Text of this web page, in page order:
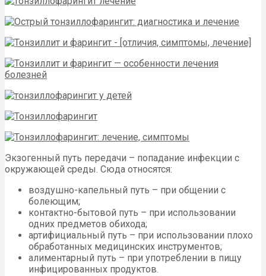
Экзогенный путь передачи – попадание инфекции с
окружающей среды. Сюда относятся:
воздушно-капельный путь – при общении с
болеющим;
контактно-бытовой путь – при использовании
одних предметов обихода;
артифициальный путь – при использовании плохо
обработанных медицинских инструментов;
алиментарный путь – при употреблении в пищу
инфицированных продуктов.